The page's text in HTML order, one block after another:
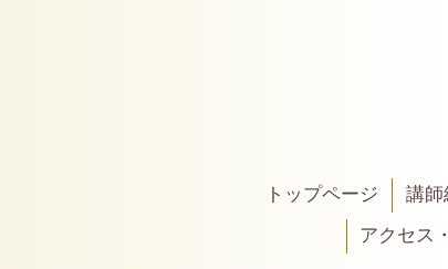
トップページ 講師
アクセス